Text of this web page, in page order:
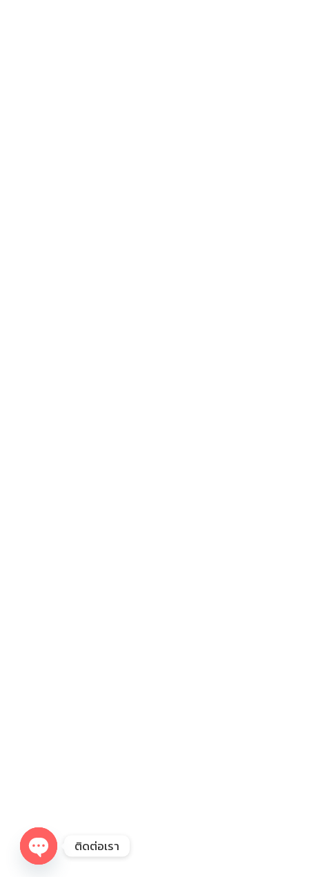
ติดต่อเรา
Open chaty